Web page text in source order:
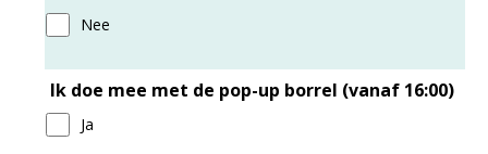
Nee
Ik doe mee met de pop-up borrel (vanaf 16:00)
Ja